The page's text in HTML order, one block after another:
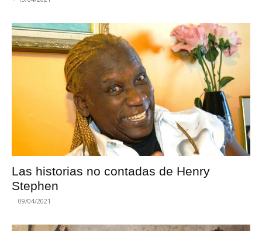
Las historias no contadas de Henry
Stephen
- 09/04/2021